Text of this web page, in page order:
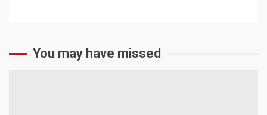
You may have missed